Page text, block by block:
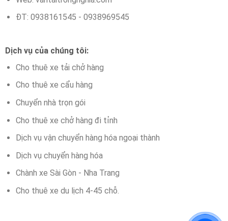
ĐT: 0938161545 - 0938969545
Dịch vụ của chúng tôi:
Cho thuê xe tải chở hàng
Cho thuê xe cẩu hàng
Chuyển nhà trọn gói
Cho thuê xe chở hàng đi tỉnh
Dịch vụ vận chuyển hàng hóa ngoại thành
Dịch vụ chuyển hàng hóa
Chành xe Sài Gòn - Nha Trang
Cho thuê xe du lịch 4-45 chỗ.